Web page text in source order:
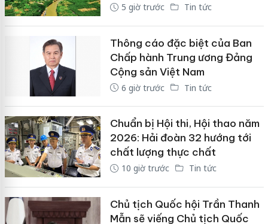
5 giờ trước Tin tức
Thông cáo đặc biệt của Ban
Chấp hành Trung ương Đảng
Cộng sản Việt Nam
6 giờ trước Tin tức
Chuẩn bị Hội thi, Hội thao năm
2026: Hải đoàn 32 hướng tới
chất lượng thực chất
10 giờ trước Tin tức
Chủ tịch Quốc hội Trần Thanh
Mẫn sẽ viếng Chủ tịch Quốc